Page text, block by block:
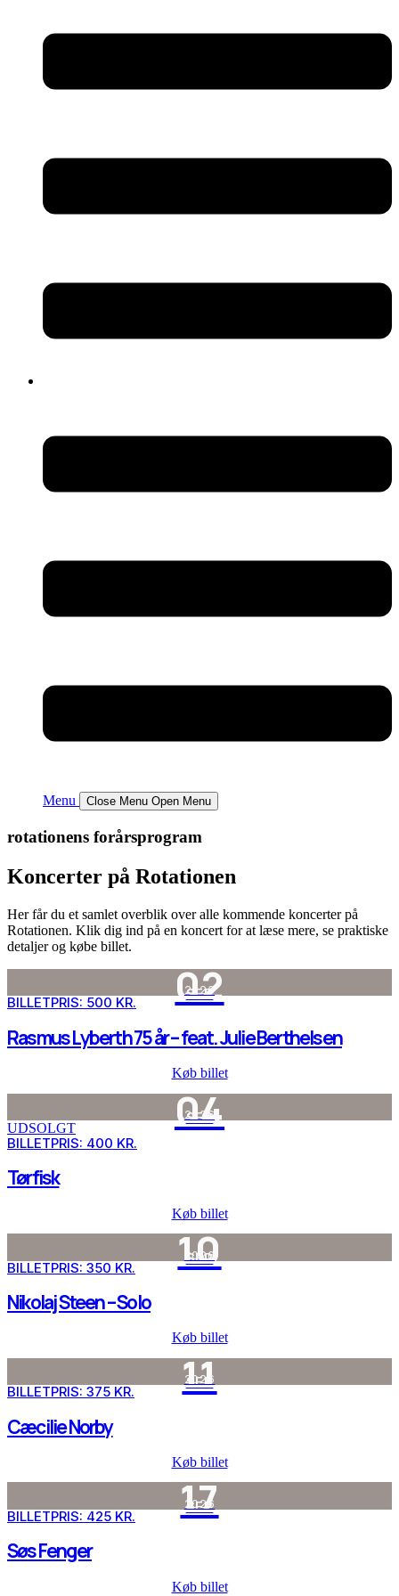
Menu Close Menu Open Menu
rotationens forårsprogram
Koncerter på Rotationen
Her får du et samlet overblik over alle kommende koncerter på
Rotationen. Klik dig ind på en koncert for at læse mere, se praktiske
detaljer og købe billet.
02
SEP
2026
BILLETPRIS: 500 KR.
Rasmus Lyberth 75 år – feat. Julie Berthelsen
Køb billet
04
SEP
2026
UDSOLGT
BILLETPRIS: 400 KR.
Tørfisk
Køb billet
10
SEP
2026
BILLETPRIS: 350 KR.
Nikolaj Steen – Solo
Køb billet
11
SEP
2026
BILLETPRIS: 375 KR.
Cæcilie Norby
Køb billet
17
SEP
2026
BILLETPRIS: 425 KR.
Søs Fenger
Køb billet